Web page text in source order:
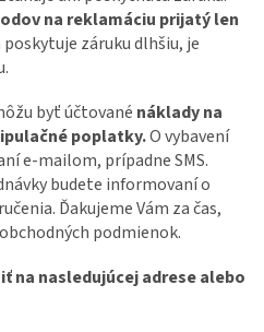
na reklamáciu prijatý len
poskytuje záruku dlhšiu, je
byť účtované náklady na
poplatky.O vybavení
e-mailom, prípadne SMS.
budete informovaní o
Ďakujeme Vám za čas,
podmienok.
na nasledujúcej adrese alebo